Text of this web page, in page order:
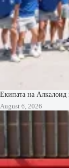
Екипата на
August 6, 2026